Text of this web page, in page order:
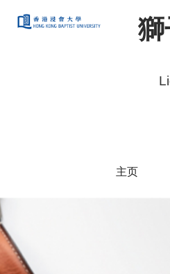
主页